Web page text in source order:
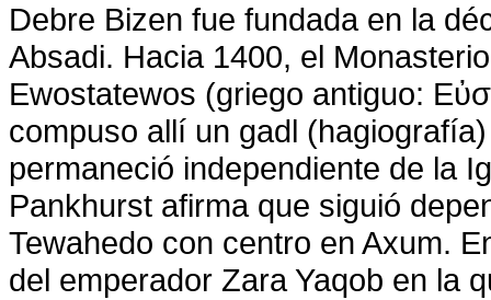
Debre Bizen fue fundada en la
Absadi. Hacia 1400, el
Ewostatewos (griego antiguo:
compuso allí un gadl
permaneció independiente de la
Pankhurst afirma que siguió
Tewahedo con centro en Axum.
del emperador Zara Yaqob en la